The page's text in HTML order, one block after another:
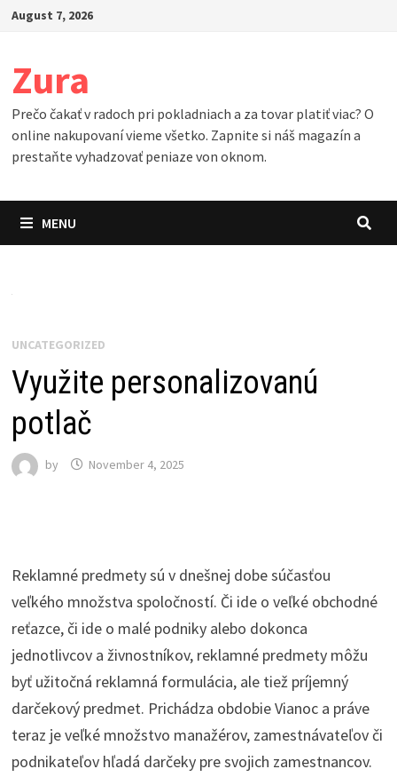
SkipAugust 7, 2026
Zura
Prečo čakať v radoch pri pokladniach a za tovar platiť viac? O
online nakupovaní vieme všetko. Zapnite si náš magazín a
prestaňte vyhadzovať peniaze von oknom.
MENU
UNCATEGORIZED
Využite personalizovanú
potlač
by November 4, 2025
Reklamné predmety sú v dnešnej dobe súčasťou
veľkého množstva spoločností. Či ide o veľké obchodné
reťazce, či ide o malé podniky alebo dokonca
jednotlivcov a živnostníkov, reklamné predmety môžu
byť užitočná reklamná formulácia, ale tiež príjemný
darčekový predmet. Prichádza obdobie Vianoc a práve
teraz je veľké množstvo manažérov, zamestnávateľov či
podnikateľov hľadá darčeky pre svojich zamestnancov.